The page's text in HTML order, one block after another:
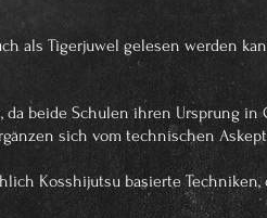
als Tigerjuwel gelesen werden
beide Schulen ihren Ursprung in
sich vom technischen
Kosshijutsu basierte Techniken,